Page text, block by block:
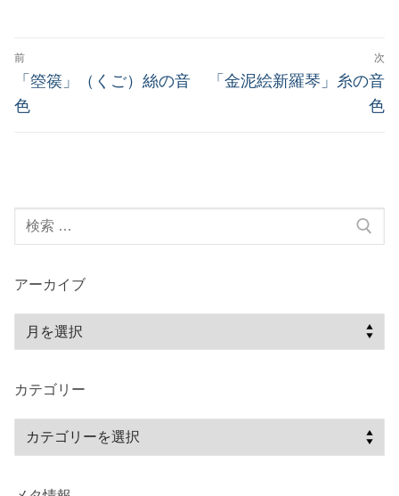
投
稿
ナ
シ
ン
前
前
の
「箜篌」（くご）絲の音
色
次
次「金泥絵新羅琴」糸の音
色
検
索:
アーカイブ
イ
カテゴリー